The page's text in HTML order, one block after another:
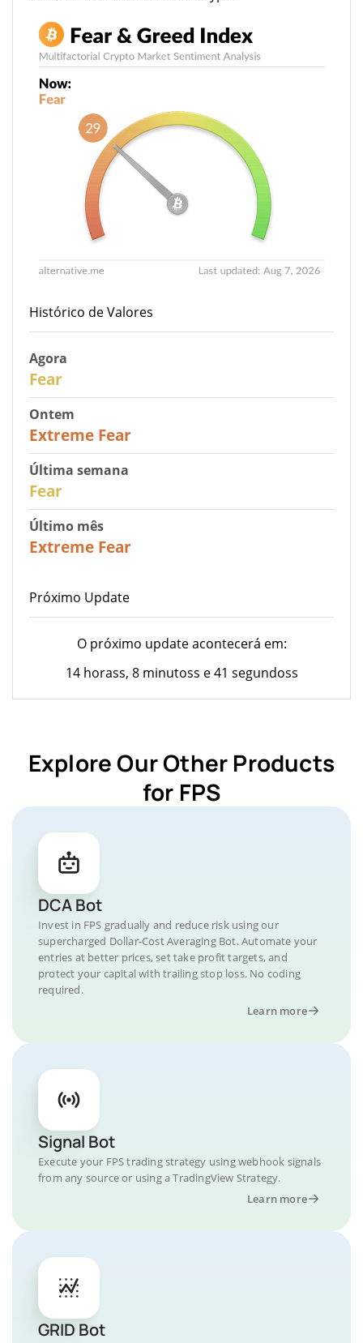
Histórico de Valores
Agora
Fear
Ontem
Extreme Fear
Última semana
Fear
Último mês
Extreme Fear
Próximo Update
O próximo update acontecerá em:
14 horass, 8 minutoss e 41 segundoss
Explore Our Other Products
for FPS
DCA Bot
Invest in FPS gradually and reduce risk using our
supercharged Dollar-Cost Averaging Bot. Automate your
entries at better prices, set take profit targets, and
protect your capital with trailing stop loss. No coding
required.
Learn more
Signal Bot
Execute your FPS trading strategy using webhook signals
from any source or using a TradingView Strategy.
Learn more
GRID Bot